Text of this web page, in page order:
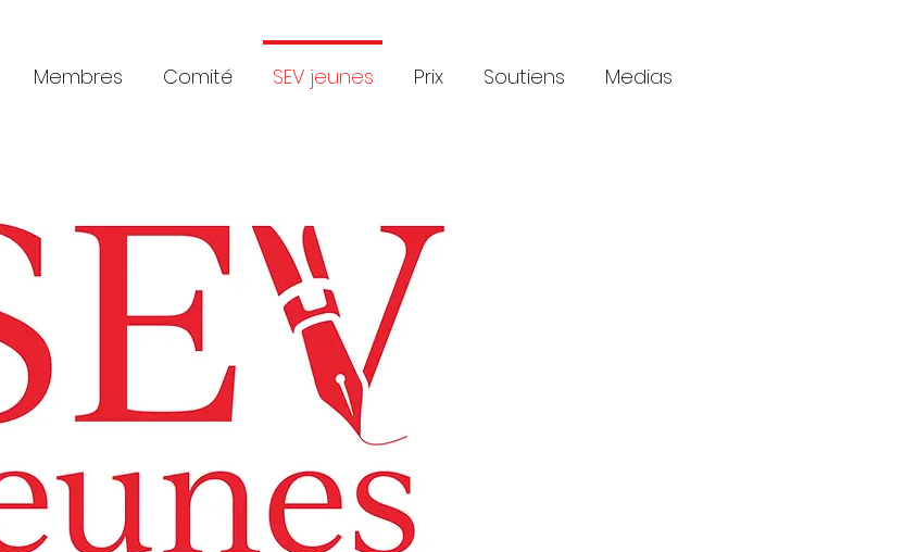
Membres Comité SEV jeunes Prix Soutiens Medias